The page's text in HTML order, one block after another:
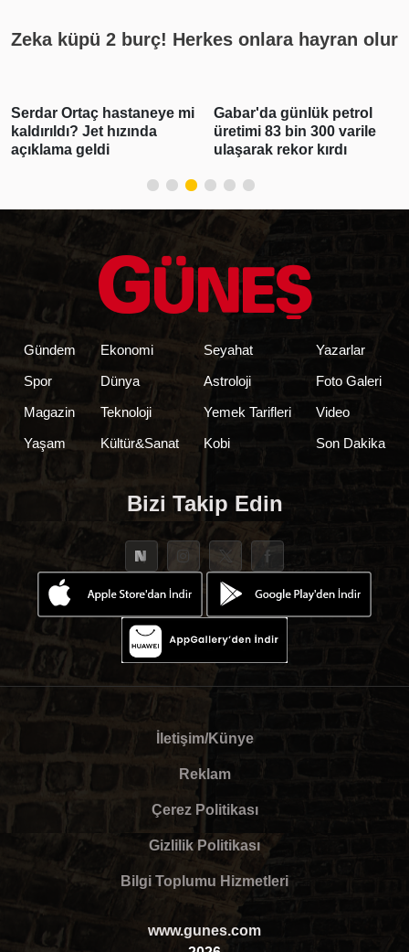
Zeka küpü 2 burç! Herkes onlara hayran olur
Serdar Ortaç hastaneye mi
kaldırıldı? Jet hızında
açıklama geldi
Gabar'da günlük petrol
üretimi 83 bin 300 varile
ulaşarak rekor kırdı
Gündem
Spor
Magazin
Yaşam
Ekonomi
Dünya
Teknoloji
Kültür&Sanat
Seyahat
Astroloji
Yemek Tarifleri
Kobi
Yazarlar
Foto Galeri
Video
Son Dakika
Bizi Takip Edin
İletişim/Künye
Reklam
Çerez Politikası
Gizlilik Politikası
Bilgi Toplumu Hizmetleri
www.gunes.com